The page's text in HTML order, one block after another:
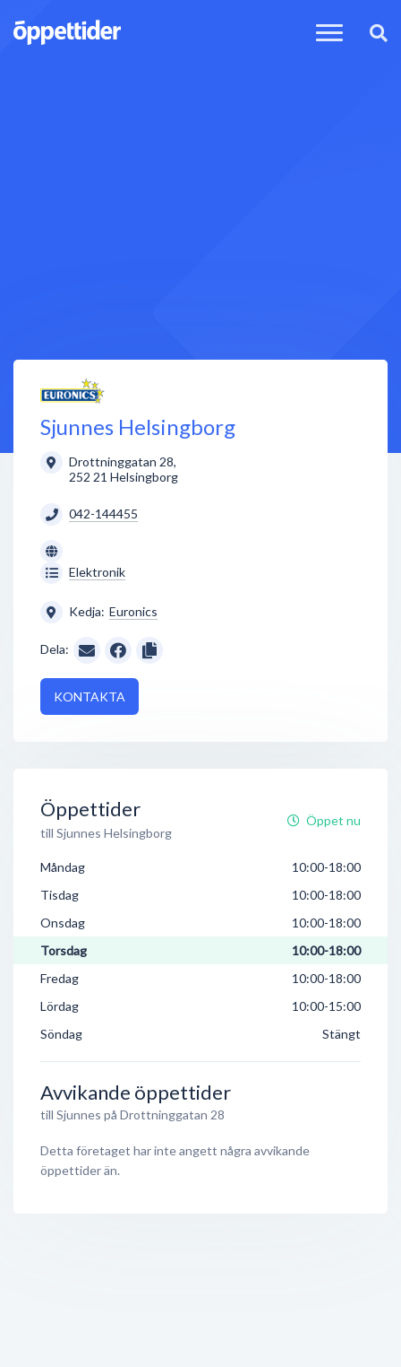
Sjunnes Helsingborg
Drottninggatan 28,
252 21 Helsingborg
042-144455
Elektronik
Kedja: Euronics
Dela:
KONTAKTA
Öppettider
till Sjunnes Helsingborg
Öppet nu
Måndag
10:00-18:00
Tisdag
10:00-18:00
Onsdag
10:00-18:00
Torsdag
10:00-18:00
Fredag
10:00-18:00
Lördag
10:00-15:00
Söndag
Stängt
Avvikande öppettider
till Sjunnes på Drottninggatan 28
Detta företaget har inte angett några avvikande
öppettider än.